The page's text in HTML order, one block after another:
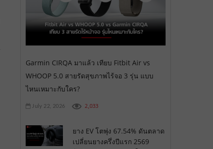
Garmin CIRQA มาแล้ว เทียบ Fitbit Air vs
WHOOP 5.0 สายรัดสุขภาพไร้จอ 3 รุ่น แบบ
ไหนเหมาะกับใคร?
July 22, 2026 2,033
ยาง EV โตพุ่ง 67.54% ดันตลาด
เปลี่ยนยางครึ่งปีแรก 2569